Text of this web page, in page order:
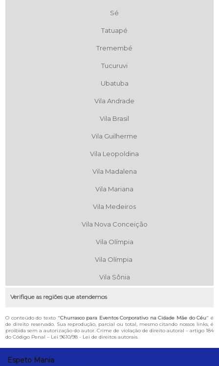
Sé
Tatuapé
Tremembé
Tucuruvi
Ubatuba
Vila Andrade
Vila Brasil
Vila Guilherme
Vila Leopoldina
Vila Madalena
Vila Mariana
Vila Medeiros
Vila Nova Conceição
Vila Olímpia
Vila Olímpia
Vila Sônia
Verifique as regiões que atendemos
O conteúdo do texto "Churrasco para Eventos Corporativo na Cidade Mãe do Céu" é
de direito reservado. Sua reprodução, parcial ou total, mesmo citando nossos links, é
proibida sem a autorização do autor. Crime de violação de direito autoral – artigo 184
do Código Penal – Lei 9610/98 - Lei de direitos autorais.
Espeto Mania